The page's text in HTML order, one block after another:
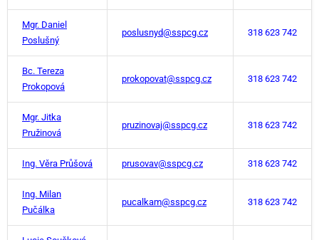
Mgr. Daniel
Poslušný
poslusnyd@sspcg.cz 318 623 742
Bc. Tereza
Prokopová
prokopovat@sspcg.cz 318 623 742
Mgr. Jitka
Pružinová
pruzinovaj@sspcg.cz 318 623 742
Ing. Věra Průšová prusovav@sspcg.cz 318 623 742
Ing. Milan
Pučálka
pucalkam@sspcg.cz 318 623 742